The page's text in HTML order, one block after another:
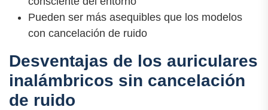
Pueden ser más asequibles que los modelos
con cancelación de ruido
Desventajas de los auriculares
inalámbricos sin cancelación
de ruido